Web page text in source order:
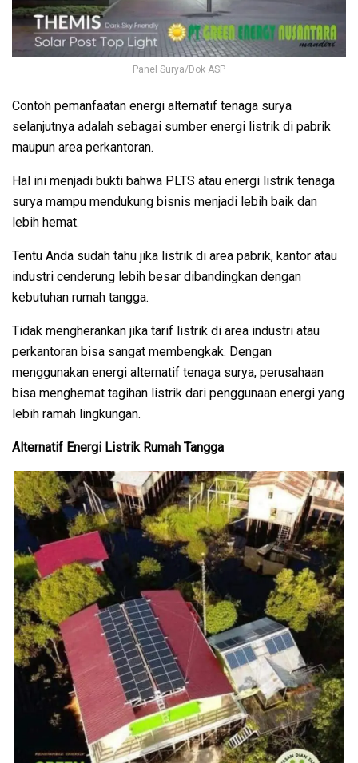
Panel Surya/Dok ASP
Contoh pemanfaatan energi alternatif tenaga surya
selanjutnya adalah sebagai sumber energi listrik di pabrik
maupun area perkantoran.
Hal ini menjadi bukti bahwa PLTS atau energi listrik tenaga
surya mampu mendukung bisnis menjadi lebih baik dan
lebih hemat.
Tentu Anda sudah tahu jika listrik di area pabrik, kantor atau
industri cenderung lebih besar dibandingkan dengan
kebutuhan rumah tangga.
Tidak mengherankan jika tarif listrik di area industri atau
perkantoran bisa sangat membengkak. Dengan
menggunakan energi alternatif tenaga surya, perusahaan
bisa menghemat tagihan listrik dari penggunaan energi yang
lebih ramah lingkungan.
Alternatif Energi Listrik Rumah Tangga